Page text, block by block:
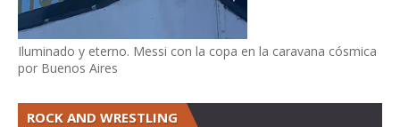
Iluminado y eterno. Messi con la copa en la caravana cósmica
por Buenos Aires
ROCK AND WRESTLING